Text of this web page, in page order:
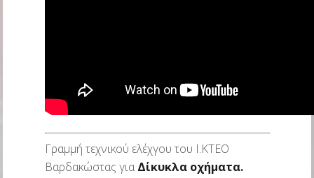
Γραμμή τεχνικού ελέχγου του Ι.ΚΤΕΟ
Βαρδακώστας για Δίκυκλα οχήματα.